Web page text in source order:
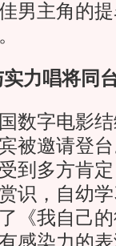
男主角的
力唱将同
字电影结
被邀请登
到多方肯
识，自幼
《我自己